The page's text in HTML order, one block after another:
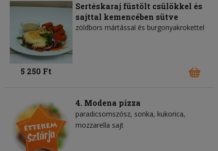
Sertéskaraj füstölt csülökkel és
sajttal kemencében sütve
zöldbors mártással és burgonyakrokettel
5 250 Ft
4. Modena pizza
paradicsomszósz sonka kukorica
mozzarella sajt